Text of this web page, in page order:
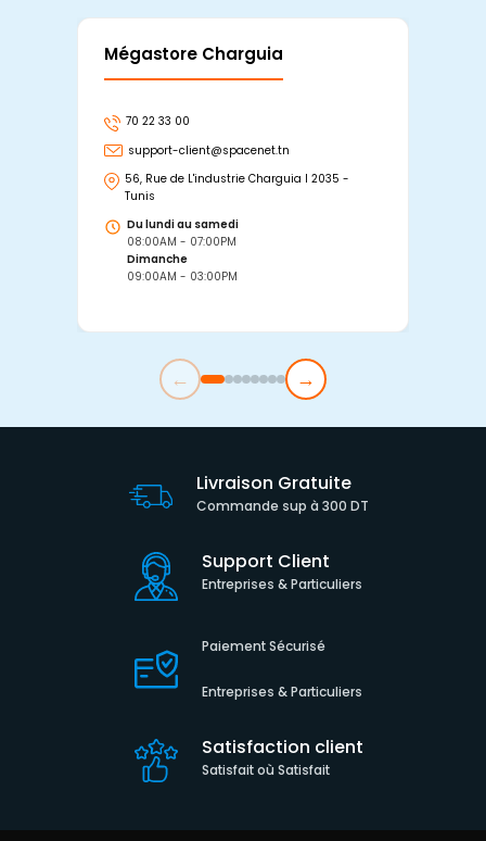
Mégastore Charguia
70 22 33 00
support-client@spacenet.tn
56, Rue de L'industrie Charguia I 2035 -
Tunis
Du lundi au samedi
08:00AM - 07:00PM
Dimanche
09:00AM - 03:00PM
← →
Livraison Gratuite
Commande sup à 300 DT
Support Client
Entreprises & Particuliers
Paiement Sécurisé
Entreprises & Particuliers
Satisfaction client
Satisfait où Satisfait